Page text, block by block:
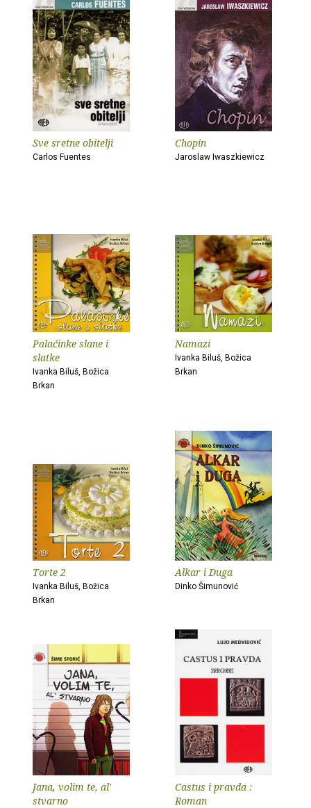
Sve sretne obitelji
Carlos Fuentes
Chopin
Jaroslaw Iwaszkiewicz
Palačinke slane i
slatke
Ivanka Biluš, Božica
Brkan
Namazi
Ivanka Biluš, Božica
Brkan
Torte 2
Ivanka Biluš, Božica
Brkan
Alkar i Duga
Dinko Šimunović
Jana, volim te, al'
stvarno
Castus i pravda :
Roman